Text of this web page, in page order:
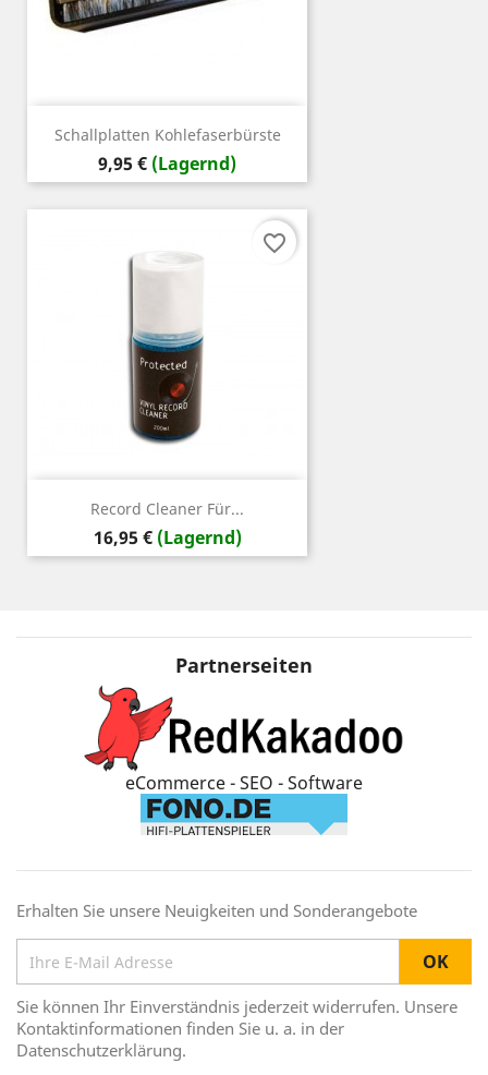
Schallplatten Kohlefaserbürste
Preis
9,95 € (Lagernd)
Record Cleaner Für...
Preis
16,95 € (Lagernd)
favorite_border
Partnerseiten
eCommerce - SEO - Software
Erhalten Sie unsere Neuigkeiten und Sonderangebote
Sie können Ihr Einverständnis jederzeit widerrufen. Unsere
Kontaktinformationen finden Sie u. a. in der
Datenschutzerklärung.